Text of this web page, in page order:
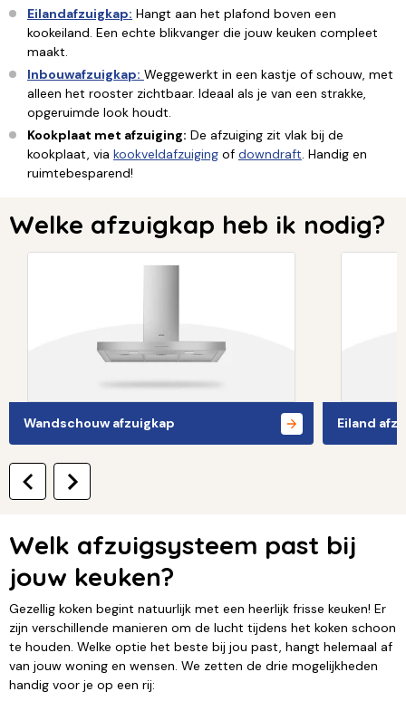
Eilandafzuigkap: Hangt aan het plafond boven een
kookeiland. Een echte blikvanger die jouw keuken compleet
maakt.
Inbouwafzuigkap: Weggewerkt in een kastje of schouw, met
alleen het rooster zichtbaar. Ideaal als je van een strakke,
opgeruimde look houdt.
Kookplaat met afzuiging: De afzuiging zit vlak bij de
kookplaat, via kookveldafzuiging of downdraft . Handig en
ruimtebesparend!
Welke afzuigkap heb ik nodig?
Wandschouw afzuigkap Eiland
Welk afzuigsysteem past bij
jouw keuken?
Gezellig koken begint natuurlijk met een heerlijk frisse keuken! Er
zijn verschillende manieren om de lucht tijdens het koken schoon
te houden. Welke optie het beste bij jou past, hangt helemaal af
van jouw woning en wensen. We zetten de drie mogelijkheden
handig voor je op een rij: